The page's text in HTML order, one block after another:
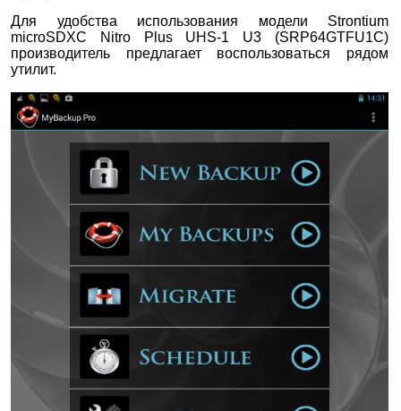
Для удобства использования модели Strontium
microSDXC Nitro Plus UHS-1 U3 (SRP64GTFU1C)
производитель предлагает воспользоваться рядом
утилит.